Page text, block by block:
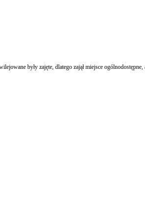
były zajęte, dlatego zajął miejsce